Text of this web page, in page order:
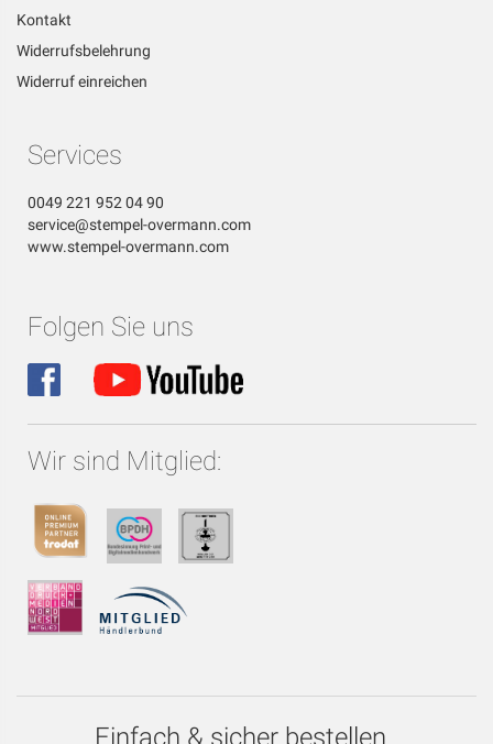
Kontakt
Widerrufsbelehrung
Widerruf einreichen
Services
0049 221 952 04 90
service@stempel-overmann.com
www.stempel-overmann.com
Folgen Sie uns
Wir sind Mitglied:
Einfach & sicher bestellen